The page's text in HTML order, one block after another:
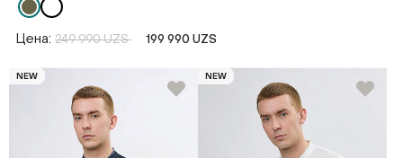
Цена: 249 990 UZS 199 990 UZS
NEW NEW